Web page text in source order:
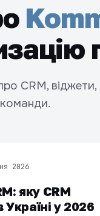
CRM,
2026
яку CRM
Україні у 2026